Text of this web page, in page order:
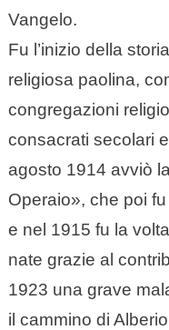
Vangelo.
Fu l’inizio della
religiosa paolina,
congregazioni
consacrati secolari
agosto 1914 avviò
Operaio», che poi
e nel 1915 fu la
nate grazie al
1923 una grave
il cammino di